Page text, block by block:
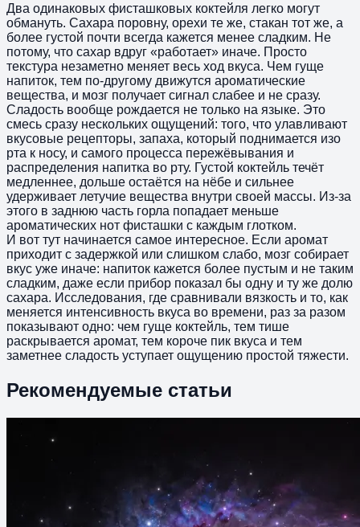
Два одинаковых фисташковых коктейля легко могут
обмануть. Сахара поровну, орехи те же, стакан тот же, а
более густой почти всегда кажется менее сладким. Не
потому, что сахар вдруг «работает» иначе. Просто
текстура незаметно меняет весь ход вкуса. Чем гуще
напиток, тем по-другому движутся ароматические
вещества, и мозг получает сигнал слабее и не сразу.
Сладость вообще рождается не только на языке. Это
смесь сразу нескольких ощущений: того, что улавливают
вкусовые рецепторы, запаха, который поднимается изо
рта к носу, и самого процесса пережёвывания и
распределения напитка во рту. Густой коктейль течёт
медленнее, дольше остаётся на нёбе и сильнее
удерживает летучие вещества внутри своей массы. Из-за
этого в заднюю часть горла попадает меньше
ароматических нот фисташки с каждым глотком.
И вот тут начинается самое интересное. Если аромат
приходит с задержкой или слишком слабо, мозг собирает
вкус уже иначе: напиток кажется более пустым и не таким
сладким, даже если прибор показал бы одну и ту же долю
сахара. Исследования, где сравнивали вязкость и то, как
меняется интенсивность вкуса во времени, раз за разом
показывают одно: чем гуще коктейль, тем тише
раскрывается аромат, тем короче пик вкуса и тем
заметнее сладость уступает ощущению простой тяжести.
Рекомендуемые статьи